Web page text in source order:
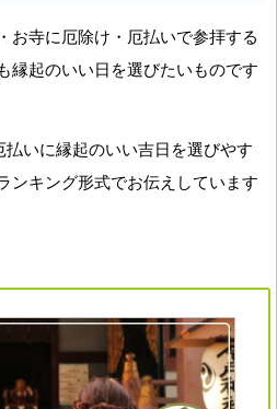
お寺に厄除け・厄払いで参拝する
縁起のいい日を選びたいものです
いに縁起のいい吉日を選びやす
ンキング形式でお伝えしています